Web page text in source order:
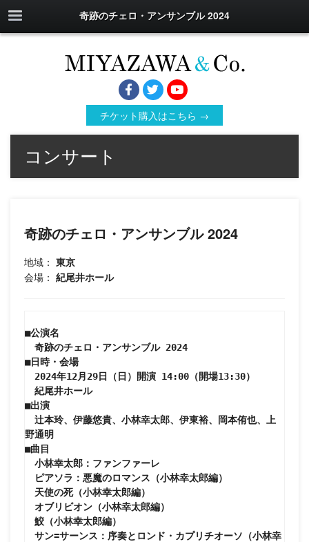
奇跡のチェロ・アンサンブル 2024
チケット購入はこちら →
コンサート
奇跡のチェロ・アンサンブル 2024
地域： 東京
会場： 紀尾井ホール
■公演名
奇跡のチェロ・アンサンブル 2024
■日時・会場
2024年12月29日（日）開演 14:00（開場13:30）
紀尾井ホール
■出演
辻本玲、伊藤悠貴、小林幸太郎、伊東裕、岡本侑也、上
野通明
■曲目
小林幸太郎：ファンファーレ
ピアソラ：悪魔のロマンス（小林幸太郎編）
天使の死（小林幸太郎編）
オブリビオン（小林幸太郎編）
鮫（小林幸太郎編）
サン=サーンス：序奏とロンド・カプリチオーソ（小林幸